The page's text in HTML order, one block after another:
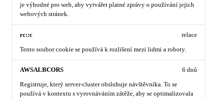
je výhodné pro web, aby vytvářet platné zprávy o používání jejich
webových stránek.
rc::c
Tento soubor cookie se používá k rozlišení mezi lidmi a roboty.
relace
AWSALBCORS
Registruje, který server-cluster obsluhuje návštěvníka. To se
používá v kontextu s vyrovnáváním zátěže, aby se optimalizovala
6 dnů